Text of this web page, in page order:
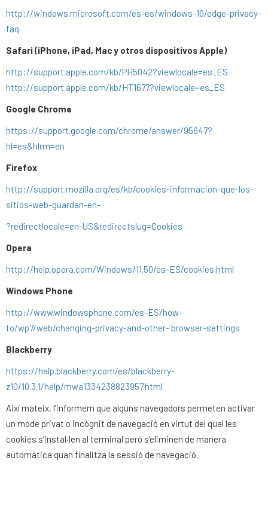
http://windows.microsoft.com/es-es/windows-10/edge-privacy-
faq
Safari (iPhone, iPad, Mac y otros dispositivos Apple)
http://support.apple.com/kb/PH5042?viewlocale=es_ES
http://support.apple.com/kb/HT1677?viewlocale=es_ES
Google Chrome
https://support.google.com/chrome/answer/95647?
hl=es&hlrm=en
Firefox
http://support.mozilla.org/es/kb/cookies-informacion-que-los-
sitios-web-guardan-en-
?redirectlocale=en-US&redirectslug=Cookies
Opera
http://help.opera.com/Windows/11.50/es-ES/cookies.html
Windows Phone
http://www.windowsphone.com/es-ES/how-
to/wp7/web/changing-privacy-and-other-browser-settings
Blackberry
https://help.blackberry.com/es/blackberry-
z10/10.3.1/help/mwa1334238823957.html
Així mateix, l’informem que alguns navegadors permeten activar
un mode privat o incògnit de navegació en virtut del qual les
cookies s’instal·len al terminal però s’eliminen de manera
automàtica quan finalitza la sessió de navegació.